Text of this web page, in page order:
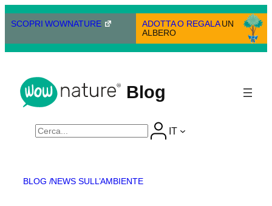
Vai
alSCOPRI WOWNATURE ADOTTA O REGALAUN
ALBERO
Blog
Cerca IT
BLOG /NEWS SULL’AMBIENTE